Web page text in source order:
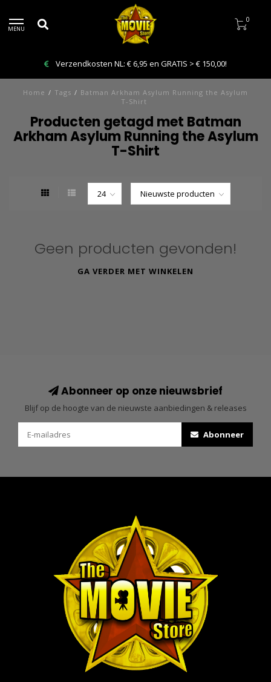
MENU
0
Verzendkosten NL: € 6,95 en GRATIS > € 150,00!
Home / Tags / Batman Arkham Asylum Running the Asylum
T-Shirt
Producten getagd met Batman
Arkham Asylum Running the Asylum
T-Shirt
Geen producten gevonden!
GA VERDER MET WINKELEN
Abonneer op onze nieuwsbrief
Blijf op de hoogte van de nieuwste aanbiedingen & releases
Abonneer